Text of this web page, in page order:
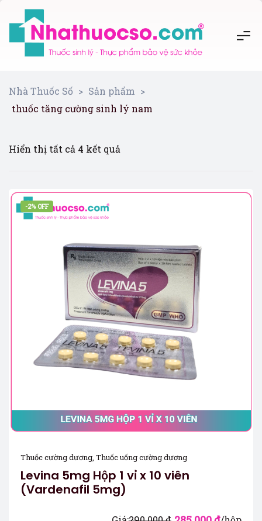
Nhà Thuốc Số > Sản phẩm >
thuốc tăng cường sinh lý nam
Hiển thị tất cả 4 kết quả
-2% OFF
Thuốc cường dương, Thuốc uống cường dương
Levina 5mg Hộp 1 vỉ x 10 viên
(Vardenafil 5mg)